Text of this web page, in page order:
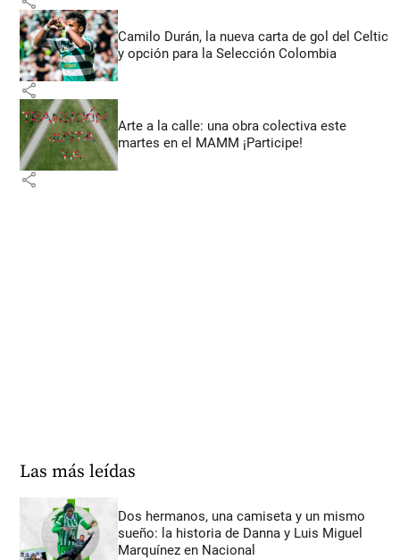
Camilo Durán, la nueva carta de gol del Celtic
y opción para la Selección Colombia
share
Arte a la calle: una obra colectiva este
martes en el MAMM ¡Participe!
share
Las más leídas
Dos hermanos, una camiseta y un mismo
sueño: la historia de Danna y Luis Miguel
Marquínez en Nacional